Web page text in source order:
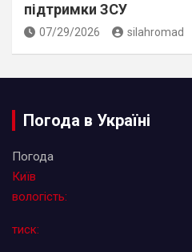
підтримки ЗСУ
07/29/2026 silahromad
Погода в Україні
Погода
Київ
вологість:
тиск: